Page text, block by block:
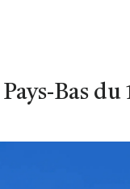
Bas du